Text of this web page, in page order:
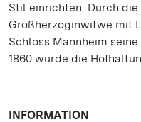
Stil einrichten. Durch
Großherzoginwitwe mit
Schloss Mannheim
1860 wurde die
INFORMATION